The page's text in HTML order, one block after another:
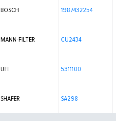
BOSCH 1987432254
MANN-FILTER CU2434
UFI 5311100
SHAFER SA298